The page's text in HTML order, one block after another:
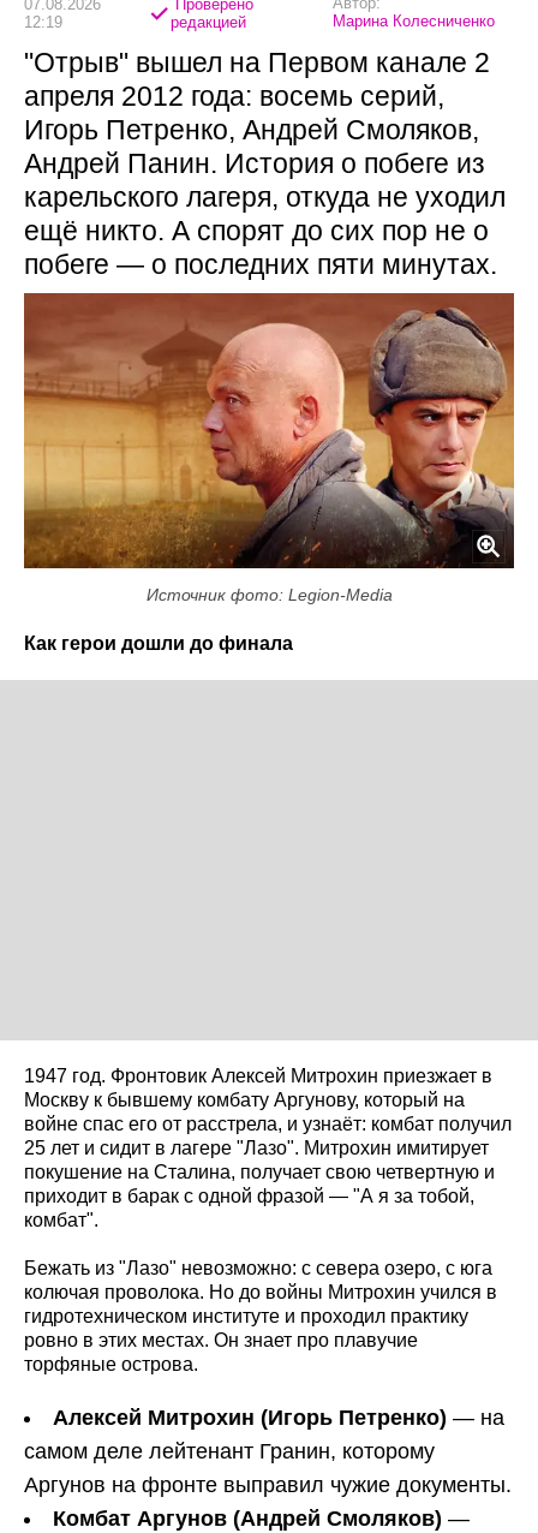
07.08.2026
12:19
Проверено
редакцией
Марина Колесниченко
"Отрыв" вышел на Первом канале 2
апреля 2012 года: восемь серий,
Игорь Петренко, Андрей Смоляков,
Андрей Панин. История о побеге из
карельского лагеря, откуда не уходил
ещё никто. А спорят до сих пор не о
побеге — о последних пяти минутах.
Источник фото: Legion-Media
Как герои дошли до финала
1947 год. Фронтовик Алексей Митрохин приезжает в
Москву к бывшему комбату Аргунову, который на
войне спас его от расстрела, и узнаёт: комбат получил
25 лет и сидит в лагере "Лазо". Митрохин имитирует
покушение на Сталина, получает свою четвертную и
приходит в барак с одной фразой — "А я за тобой,
комбат".
Бежать из "Лазо" невозможно: с севера озеро, с юга
колючая проволока. Но до войны Митрохин учился в
гидротехническом институте и проходил практику
ровно в этих местах. Он знает про плавучие
торфяные острова.
Алексей Митрохин (Игорь Петренко) — на
самом деле лейтенант Гранин, которому
Аргунов на фронте выправил чужие документы.
Комбат Аргунов (Андрей Смоляков) —